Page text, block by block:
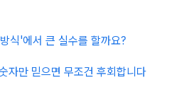
식'에서 큰 실수를 할까요?
자만 믿으면 무조건 후회합니다